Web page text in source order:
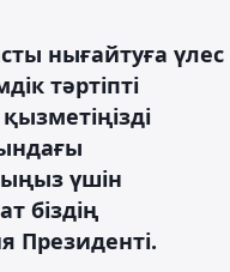
нығайтуға үлес
тәртіпті
үшін
біздің
Президенті.